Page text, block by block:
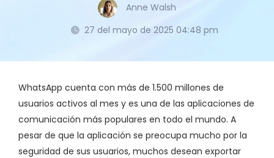
Anne Walsh
27 del mayo de 2025 04:48 pm
WhatsApp cuenta con más de 1.500 millones de
usuarios activos al mes y es una de las aplicaciones de
comunicación más populares en todo el mundo. A
pesar de que la aplicación se preocupa mucho por la
seguridad de sus usuarios, muchos desean exportar